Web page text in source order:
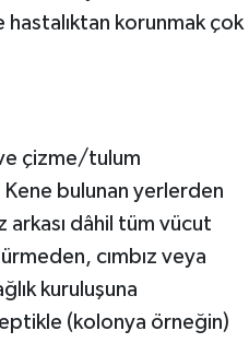
korunmak çok
çizme/tulum
Kene bulunan yerlerden
arkası dâhil tüm vücut
cımbız veya
kuruluşuna
(kolonya örneğin)